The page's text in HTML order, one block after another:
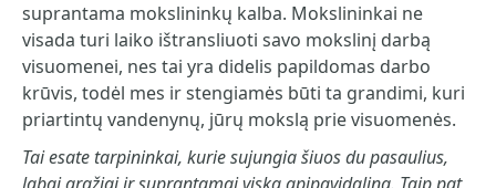
suprantama mokslininkų kalba. Mokslininkai ne
visada turi laiko ištransliuoti savo mokslinį darbą
visuomenei, nes tai yra didelis papildomas darbo
krūvis, todėl mes ir stengiamės būti ta grandimi, kuri
priartintų vandenynų, jūrų mokslą prie visuomenės.
Tai esate tarpininkai, kurie sujungia šiuos du pasaulius,